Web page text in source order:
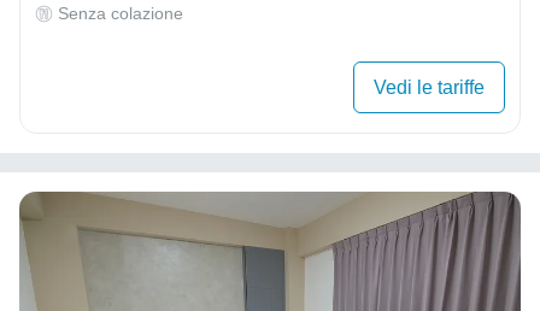
Senza colazione
Vedi le tariffe